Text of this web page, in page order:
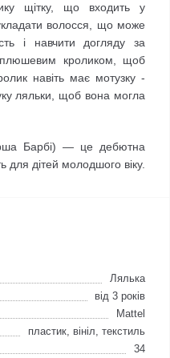
щітку, що входить у
волосся, що може
і навчити догляду за
кроликом, щоб
навіть має мотузку -
ляльки, щоб вона могла
Барбі) — це дебютна
для дітей молодшого віку.
Лялька
від 3 років
Mattel
пластик, вініл, текстиль
34